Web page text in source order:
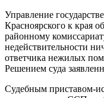
Управление
Красноярского к края
районному
недействительности
ответчика нежилых
Решением суда
Судебным приставом-